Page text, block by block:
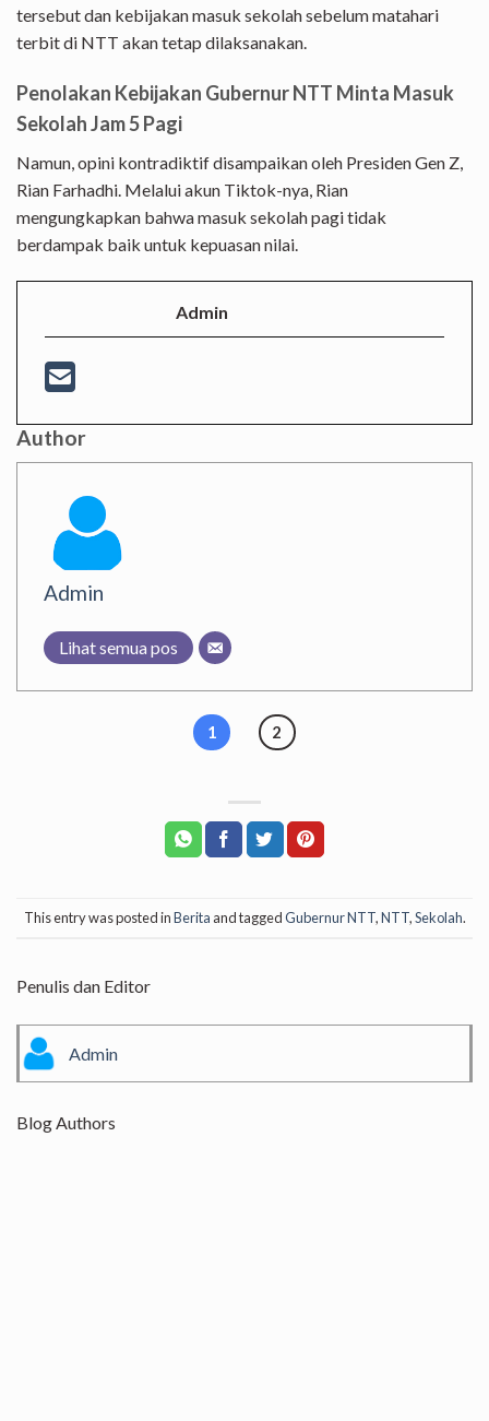
tersebut dan kebijakan masuk sekolah sebelum matahari
terbit di NTT akan tetap dilaksanakan.
Penolakan Kebijakan Gubernur NTT Minta Masuk
Sekolah Jam 5 Pagi
Namun, opini kontradiktif disampaikan oleh Presiden Gen Z,
Rian Farhadhi. Melalui akun Tiktok-nya, Rian
mengungkapkan bahwa masuk sekolah pagi tidak
berdampak baik untuk kepuasan nilai.
Admin
Author
Admin
Lihat semua pos
1 2
This entry was posted inBerita and taggedGubernur NTT,NTT,Sekolah.
Penulis dan Editor
Admin
Blog Authors